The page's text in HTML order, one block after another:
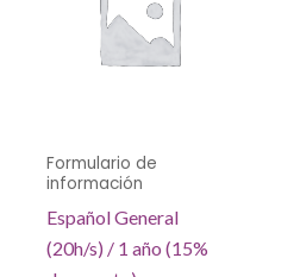
Formulario de
información
Español General
(20h/s) / 1 año (15%